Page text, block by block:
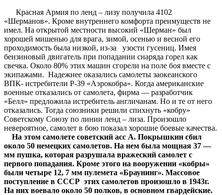
Красная Армия по ленд – лизу получила 4102
«Шерманов». Кроме внутреннего комфорта преимуществ не
имел. На открытой местности высокий «Шерман» был
хорошей мишенью для врага, зимой, осенью и весной его
проходимость была низкой, из-за узости гусениц. Имея
бензиновый двигатель при попадании снаряда горел как
свечка. Около 80% этих машин сгорели на поле боя вместе с
экипажами. Надежнее оказались самолеты заокеанского
ВПК- истребители Р-39 «Аэрокобра». Когда американские
военные отказались от самолета, фирма — разработчик
«Белл» предложила истребитель англичанам. Но и те от него
отказались. Тогда союзники решили спихнуть «кобру»
Советскому Союзу по линии ленд – лиза. Произошло
невероятное, самолет в бою показал хорошие боевые качества.
На этом самолете советский асс А. Покрышкин сбил
около 50 немецких самолетов. На нем была мощная 37 —
мм пушка, которая разрушала вражеский самолет с
первого попадания. Кроме этого на вооружении «кобры»
были четыре 12, 7 мм пулемета «Браунинг». Массовое
поступление в СССР этих самолетов произошло в 1943г.
На них воевало около 50 полков, в основном гвардейские.